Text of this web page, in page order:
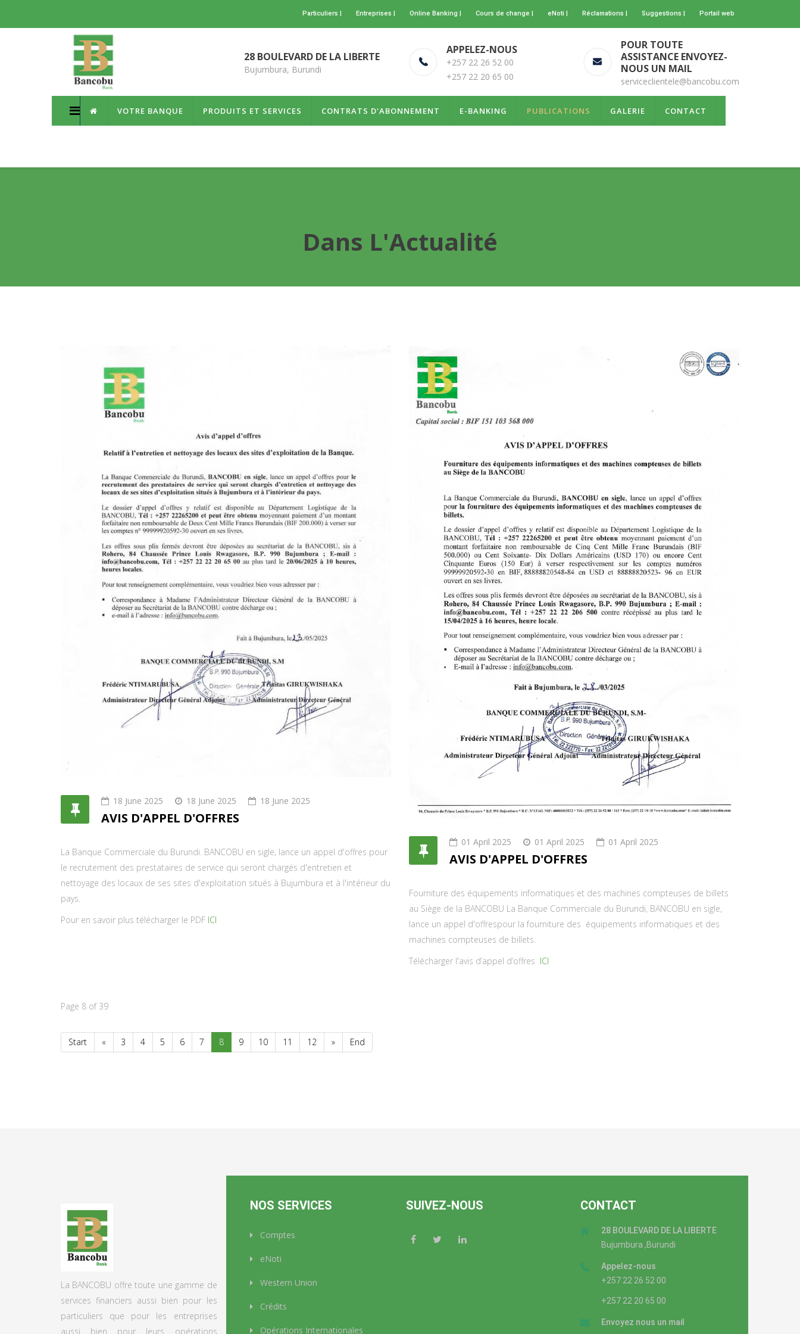
Particuliers | Entreprises | Online Banking | Cours de change | eNoti | Réclamations | Suggestions | Portail web
28 BOULEVARD DE LA LIBERTE
Bujumbura, Burundi
APPELEZ-NOUS
+257 22 26 52 00
+257 22 20 65 00
POUR TOUTE
ASSISTANCE ENVOYEZ-
NOUS UN MAIL
serviceclientele@bancobu.com
VOTRE BANQUE PRODUITS ET SERVICES CONTRATS D'ABONNEMENT E-BANKING PUBLICATIONS GALERIE CONTACT
Dans L'Actualité
18 June 2025 18 June 2025 18 June 2025
AVIS D'APPEL D'OFFRES
La Banque Commerciale du Burundi. BANCOBU en sigle, lance un appel d'offres pour
le recrutement des prestataires de service qui seront chargés d'entretien et
nettoyage des locaux de ses sites d'exploitation situés à Bujumbura et à l'intérieur du
pays.
Pour en savoir plus télécharger le PDF ICI
01 April 2025 01 April 2025 01 April 2025
AVIS D'APPEL D'OFFRES
Fourniture des équipements informatiques et des machines compteuses de billets
au Siège de la BANCOBU La Banque Commerciale du Burundi, BANCOBU en sigle,
lance un appel d'offrespour la fourniture des équipements informatiques et des
machines compteuses de billets.
Télécharger l'avis d’appel d’offres ICI
Page 8 of 39
Start « 3 4 5 6 7 8 9 10 11 12 » End
La BANCOBU offre toute une gamme de
services financiers aussi bien pour les
particuliers que pour les entreprises
aussi bien pour leurs opérations
NOS SERVICES
Comptes
eNoti
Western Union
Crédits
Opérations Internationales
SUIVEZ-NOUS CONTACT
28 BOULEVARD DE LA LIBERTE
Bujumbura ,Burundi
Appelez-nous
+257 22 26 52 00
+257 22 20 65 00
Envoyez nous un mail